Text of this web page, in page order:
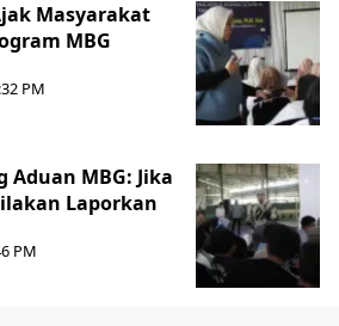
Masyarakat
MBG
PM
Aduan MBG: Jika
Laporkan
PM